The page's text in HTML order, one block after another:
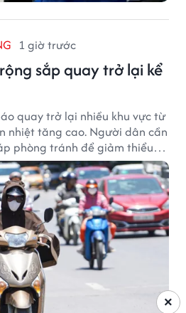
1 giờ trước
sắp quay trở lại kể
quay trở lại nhiều khu vực từ
nhiệt tăng cao. Người dân cần
phòng tránh để giảm thiểu
đoan.
×